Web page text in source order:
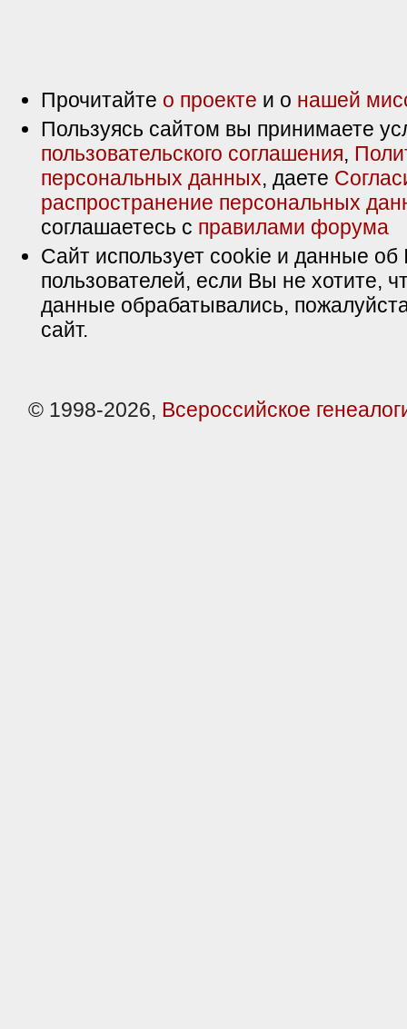
Прочитайте о проекте и о нашей
Пользуясь сайтом вы принимаете
пользовательского соглашения,
персональных данных, даете
распространение персональных
соглашаетесь с правилами форума
Сайт использует cookie и данные об
пользователей, если Вы не хотите,
данные обрабатывались,
сайт.
© 1998-2026, Всероссийское